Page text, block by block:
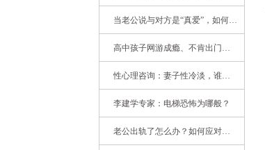
当老公说与对方是“真爱”，如何挽救婚姻？(始篇)
高中孩子网游成瘾、不肯出门，家长该怎么办？
性心理咨询：妻子性冷淡，谁之过
李建学专家：电梯恐怖为哪般？
老公出轨了怎么办？如何应对老公出轨？——婚姻心理专家为您支招